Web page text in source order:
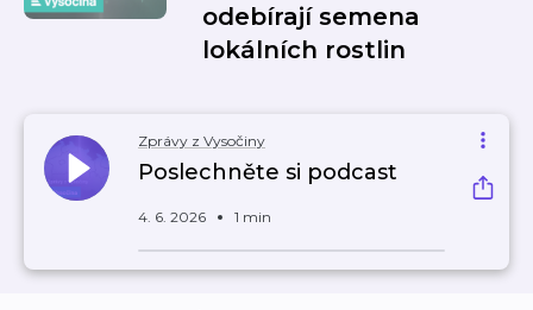
odebírají semena
lokálních rostlin
Zprávy z Vysočiny
Poslechněte si podcast
4. 6. 2026 1 min